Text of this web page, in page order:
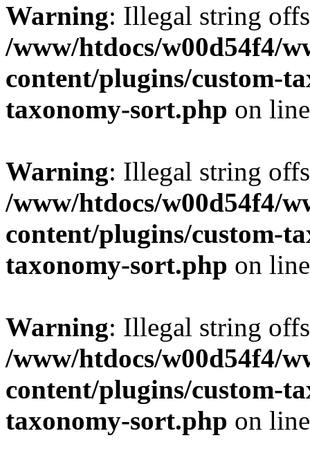
Warning: Illegal string
/www/htdocs/w00d54f4/
content/plugins/custom-
taxonomy-sort.php on
Warning: Illegal string
/www/htdocs/w00d54f4/
content/plugins/custom-
taxonomy-sort.php on
Warning: Illegal string
/www/htdocs/w00d54f4/
content/plugins/custom-
taxonomy-sort.php on